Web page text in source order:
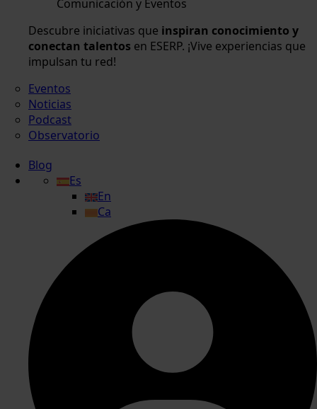
Comunicación y Eventos
Descubre iniciativas que inspiran conocimiento y
conectan talentos en ESERP. ¡Vive experiencias que
impulsan tu red!
Eventos
Noticias
Podcast
Observatorio
Blog
Es
En
Ca